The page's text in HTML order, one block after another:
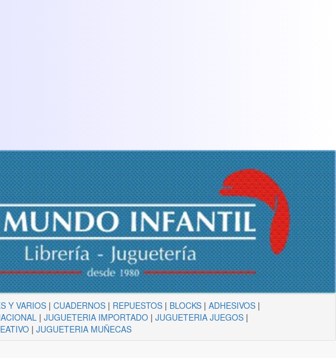
Y VARIOS |CUADERNOS | REPUESTOS | BLOCKS |ADHESIVOS |
| JUGUETERIA IMPORTADO| JUGUETERIA JUEGOS|
| JUGUETERIA MUÑECAS